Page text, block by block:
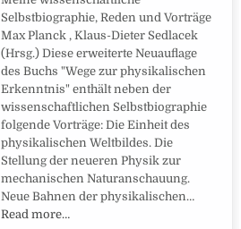
Selbstbiographie, Reden und Vorträge
Max Planck , Klaus-Dieter Sedlacek
(Hrsg.) Diese erweiterte Neuauflage
des Buchs "Wege zur physikalischen
Erkenntnis" enthält neben der
wissenschaftlichen Selbstbiographie
folgende Vorträge: Die Einheit des
physikalischen Weltbildes. Die
Stellung der neueren Physik zur
mechanischen Naturanschauung.
Neue Bahnen der physikalischen…
Read more…